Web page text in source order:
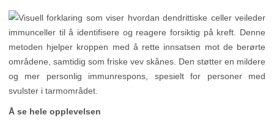
Å se hele opplevelsen